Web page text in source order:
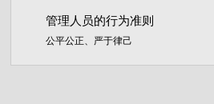
管理人员的行为准则
公平公正、严于律己